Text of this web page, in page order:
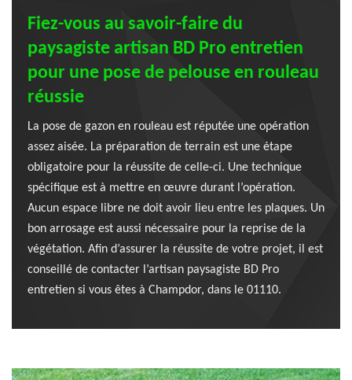
Fiez-vous au savoir-faire du
paysagiste artisan BD Pro entretien
pour une pose de pelouse en rouleau
réussie
La pose de gazon en rouleau est réputée une opération
assez aisée. La préparation de terrain est une étape
obligatoire pour la réussite de celle-ci. Une technique
spécifique est à mettre en œuvre durant l’opération.
Aucun espace libre ne doit avoir lieu entre les plaques. Un
bon arrosage est aussi nécessaire pour la reprise de la
végétation. Afin d’assurer la réussite de votre projet, il est
conseillé de contacter l’artisan paysagiste BD Pro
entretien si vous êtes à Champdor, dans le 01110.